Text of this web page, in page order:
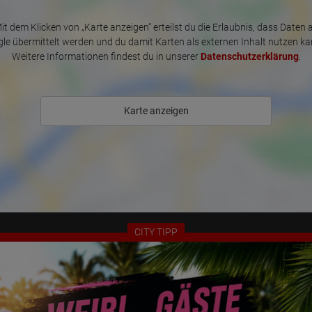
dem Klicken von „Karte anzeigen“ erteilst du die Erlaubnis, dass Daten
übermittelt werden und du damit Karten als externen Inhalt nutzen
Weitere Informationen findest du in unserer Datenschutzerklärung.
Karte anzeigen
CITY TIPP